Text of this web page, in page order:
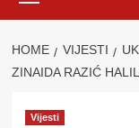
HOME VIJESTI
ZINAIDA RAZIĆ
Vijesti